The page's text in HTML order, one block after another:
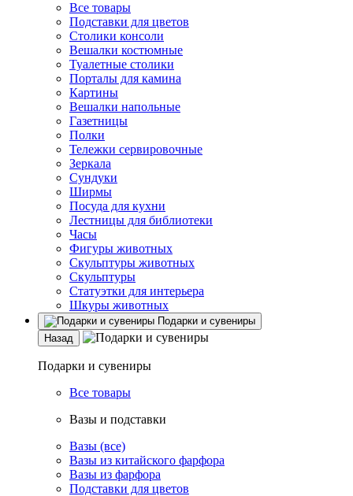
Все товары
Подставки для цветов
Столики консоли
Вешалки костюмные
Туалетные столики
Порталы для камина
Картины
Вешалки напольные
Газетницы
Полки
Тележки сервировочные
Зеркала
Сундуки
Ширмы
Посуда для кухни
Лестницы для библиотеки
Часы
Фигуры животных
Скульптуры животных
Скульптуры
Статуэтки для интерьера
Шкуры животных
Подарки и сувениры
Назад
Подарки и сувениры
Все товары
Вазы и подставки
Вазы (все)
Вазы из китайского фарфора
Вазы из фарфора
Подставки для цветов